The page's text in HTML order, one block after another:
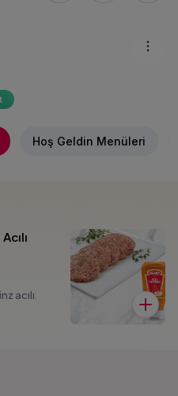
Hoş Geldin Menüleri
acılı